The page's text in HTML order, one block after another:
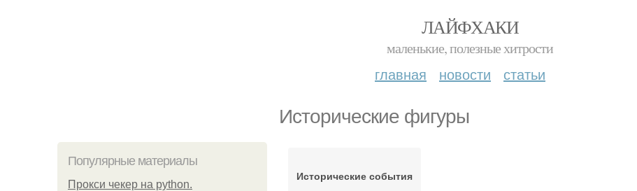
ЛАЙФХАКИ
маленькие, полезные хитрости
главная новости статьи
Исторические фигуры
Популярные материалы
Прокси чекер на python.
Исторические события